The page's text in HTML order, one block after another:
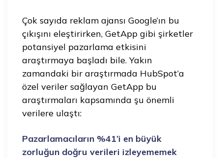
Çok sayıda reklam ajansı Google’ın bu
çıkışını eleştirirken, GetApp gibi şirketler
potansiyel pazarlama etkisini
araştırmaya başladı bile. Yakın
zamandaki bir araştırmada HubSpot’a
özel veriler sağlayan GetApp bu
araştırmaları kapsamında şu önemli
verilere ulaştı:
Pazarlamacıların %41’i en büyük
zorluğun doğru verileri izleyememek